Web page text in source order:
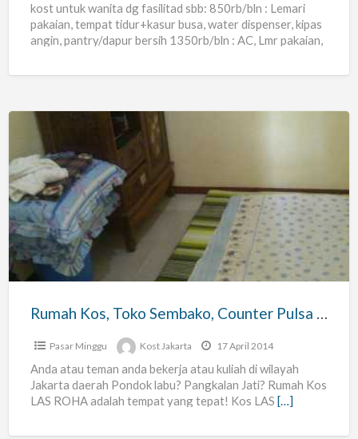
kost untuk wanita dg fasilitad sbb: 850rb/bln : Lemari
pakaian, tempat tidur+kasur busa, water dispenser, kipas
angin, pantry/dapur bersih 1350rb/bln : AC, Lmr pakaian,
Rumah
Kos,
Toko
Sembako,
Counter
Pulsa
Las
Rumah Kos, Toko Sembako, Counter Pulsa Las Roha
Pasar Minggu Kost Jakarta 17 April 2014
Anda atau teman anda bekerja atau kuliah di wilayah
Jakarta daerah Pondok labu? Pangkalan Jati? Rumah Kos
LAS ROHA adalah tempat yang tepat! Kos LAS […]